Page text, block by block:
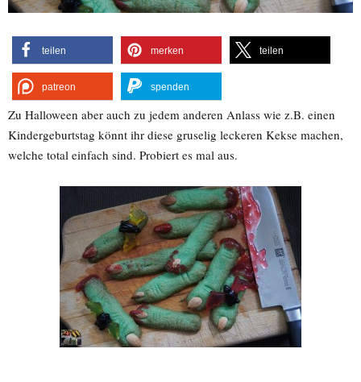
teilen merken teilen
patreon spenden
Zu Halloween aber auch zu jedem anderen Anlass wie z.B. einen
Kindergeburtstag könnt ihr diese gruselig leckeren Kekse machen,
welche total einfach sind. Probiert es mal aus.